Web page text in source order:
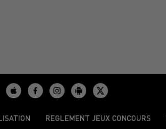
REGLEMENT JEUX CONCOURS